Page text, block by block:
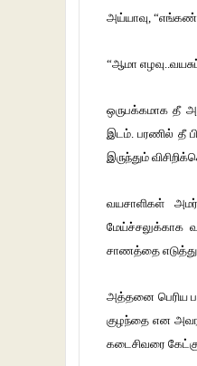
அய்யாவு,
“ஆமா எழவு..வயசுப்
ஒருபக்கமாக தீ
இடம். பரணில் தீ
இருந்தும்
வயசாளிகள்
மேய்ச்சலுக்காக
சாணத்தை எடுத்து
அத்தனை பெரிய
குழந்தை என
கடைசிவரை